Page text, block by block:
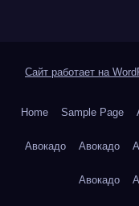
Сайт работает на
Home Sample Page
Авокадо Авокадо
Авокадо